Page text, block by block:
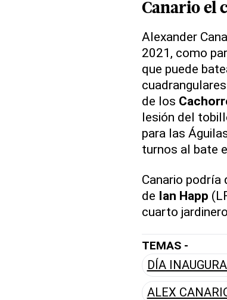
Canario el
Alexander
2021, como
que puede
de los
lesión del
para las
turnos al bate
Canario
de Ian Happ
cuarto
TEMAS -
DÍA
ALEX